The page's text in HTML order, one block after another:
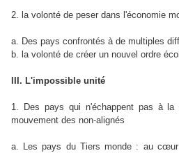
2. la volonté de peser dans l'économie
a. Des pays confrontés à de multiples
b. la volonté de créer un nouvel ordre
III. L'impossible unité
1. Des pays qui n'échappent pas à la
mouvement des non-alignés
a. Les pays du Tiers monde : au